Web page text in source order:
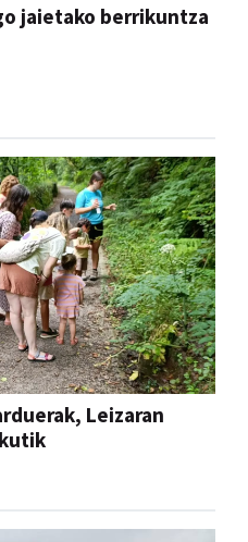
jaietako berrikuntza
Leizaran